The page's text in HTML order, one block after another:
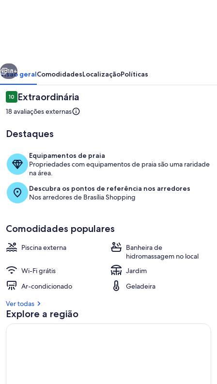
centro
de
Brasilia
Próximo
18+
Visão geralComodidadesLocalizaçãoPolíticas
Avaliações
1010 de 10
Extraordinária
18 avaliações externas
Destaques
Equipamentos de praia
Propriedades com equipamentos de praia são uma raridade
na área.
Descubra os pontos de referência nos arredores
Nos arredores de Brasília Shopping
Comodidades populares
Piscina externa
Banheira de
hidromassagem no local
Wi-Fi grátis
Jardim
Ar-condicionado
Geladeira
Ver todas
Explore a região